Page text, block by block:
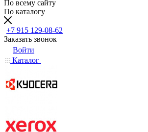
По всему сайту
По каталогу
+7 915 129-08-62
Заказать звонок
Войти
Каталог